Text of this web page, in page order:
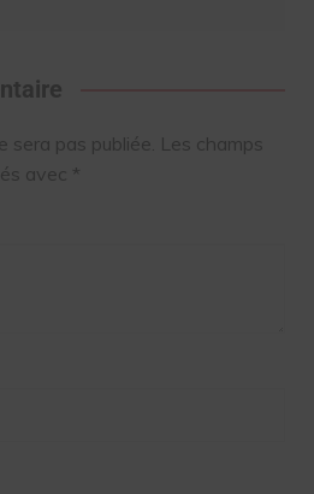
sera pas publiée. Les champs
avec *